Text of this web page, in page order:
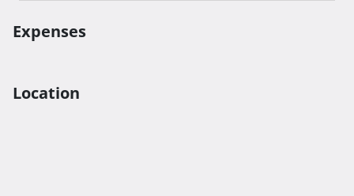
Expenses
Location